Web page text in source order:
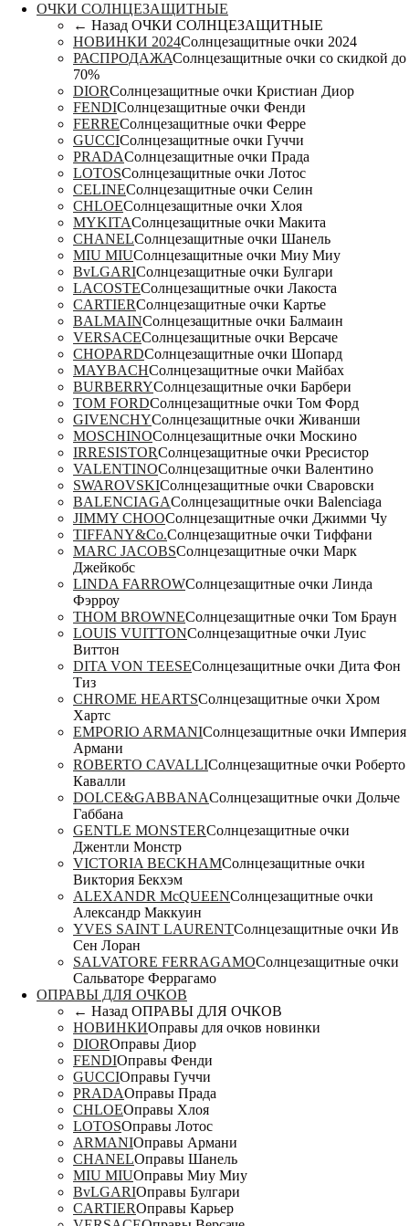
ОЧКИ СОЛНЦЕЗАЩИТНЫЕ
← Назад ОЧКИ СОЛНЦЕЗАЩИТНЫЕ
НОВИНКИ 2024Солнцезащитные очки 2024
РАСПРОДАЖАСолнцезащитные очки со скидкой до
70%
DIORСолнцезащитные очки Кристиан Диор
FENDIСолнцезащитные очки Фенди
FERREСолнцезащитные очки Ферре
GUCCIСолнцезащитные очки Гуччи
PRADAСолнцезащитные очки Прада
LOTOSСолнцезащитные очки Лотос
CELINEСолнцезащитные очки Селин
CHLOEСолнцезащитные очки Хлоя
MYKITAСолнцезащитные очки Макита
CHANELСолнцезащитные очки Шанель
MIU MIUСолнцезащитные очки Миу Миу
BvLGARIСолнцезащитные очки Булгари
LACOSTEСолнцезащитные очки Лакоста
CARTIERСолнцезащитные очки Картье
BALMAINСолнцезащитные очки Балмаин
VERSACEСолнцезащитные очки Версаче
CHOPARDСолнцезащитные очки Шопард
MAYBACHСолнцезащитные очки Майбах
BURBERRYСолнцезащитные очки Барбери
TOM FORDСолнцезащитные очки Том Форд
GIVENCHYСолнцезащитные очки Живанши
MOSCHINOСолнцезащитные очки Москино
IRRESISTORСолнцезащитные очки Рресистор
VALENTINOСолнцезащитные очки Валентино
SWAROVSKIСолнцезащитные очки Сваровски
BALENCIAGAСолнцезащитные очки Balenciaga
JIMMY CHOOСолнцезащитные очки Джимми Чу
TIFFANY&Co.Солнцезащитные очки Тиффани
MARC JACOBSСолнцезащитные очки Марк
Джейкобс
LINDA FARROWСолнцезащитные очки Линда
Фэрроу
THOM BROWNEСолнцезащитные очки Том Браун
LOUIS VUITTONСолнцезащитные очки Луис
Виттон
DITA VON TEESEСолнцезащитные очки Дита Фон
Тиз
CHROME HEARTSСолнцезащитные очки Хром
Хартс
EMPORIO ARMANIСолнцезащитные очки Империя
Армани
ROBERTO CAVALLIСолнцезащитные очки Роберто
Кавалли
DOLCE&GABBANAСолнцезащитные очки Дольче
Габбана
GENTLE MONSTERСолнцезащитные очки
Джентли Монстр
VICTORIA BECKHAMСолнцезащитные очки
Виктория Бекхэм
ALEXANDR McQUEENСолнцезащитные очки
Александр Маккуин
YVES SAINT LAURENTСолнцезащитные очки Ив
Сен Лоран
SALVATORE FERRAGAMOСолнцезащитные очки
Сальваторе Феррагамо
ОПРАВЫ ДЛЯ ОЧКОВ
← Назад ОПРАВЫ ДЛЯ ОЧКОВ
НОВИНКИОправы для очков новинки
DIORОправы Диор
FENDIОправы Фенди
GUCCIОправы Гуччи
PRADAОправы Прада
CHLOEОправы Хлоя
LOTOSОправы Лотос
ARMANIОправы Армани
CHANELОправы Шанель
MIU MIUОправы Миу Миу
BvLGARIОправы Булгари
CARTIERОправы Карьер